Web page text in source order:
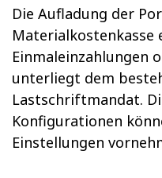
Die Aufladung der
Einmaleinzahlungen
unterliegt dem
Lastschriftmandat.
Konfigurationen
Einstellungen